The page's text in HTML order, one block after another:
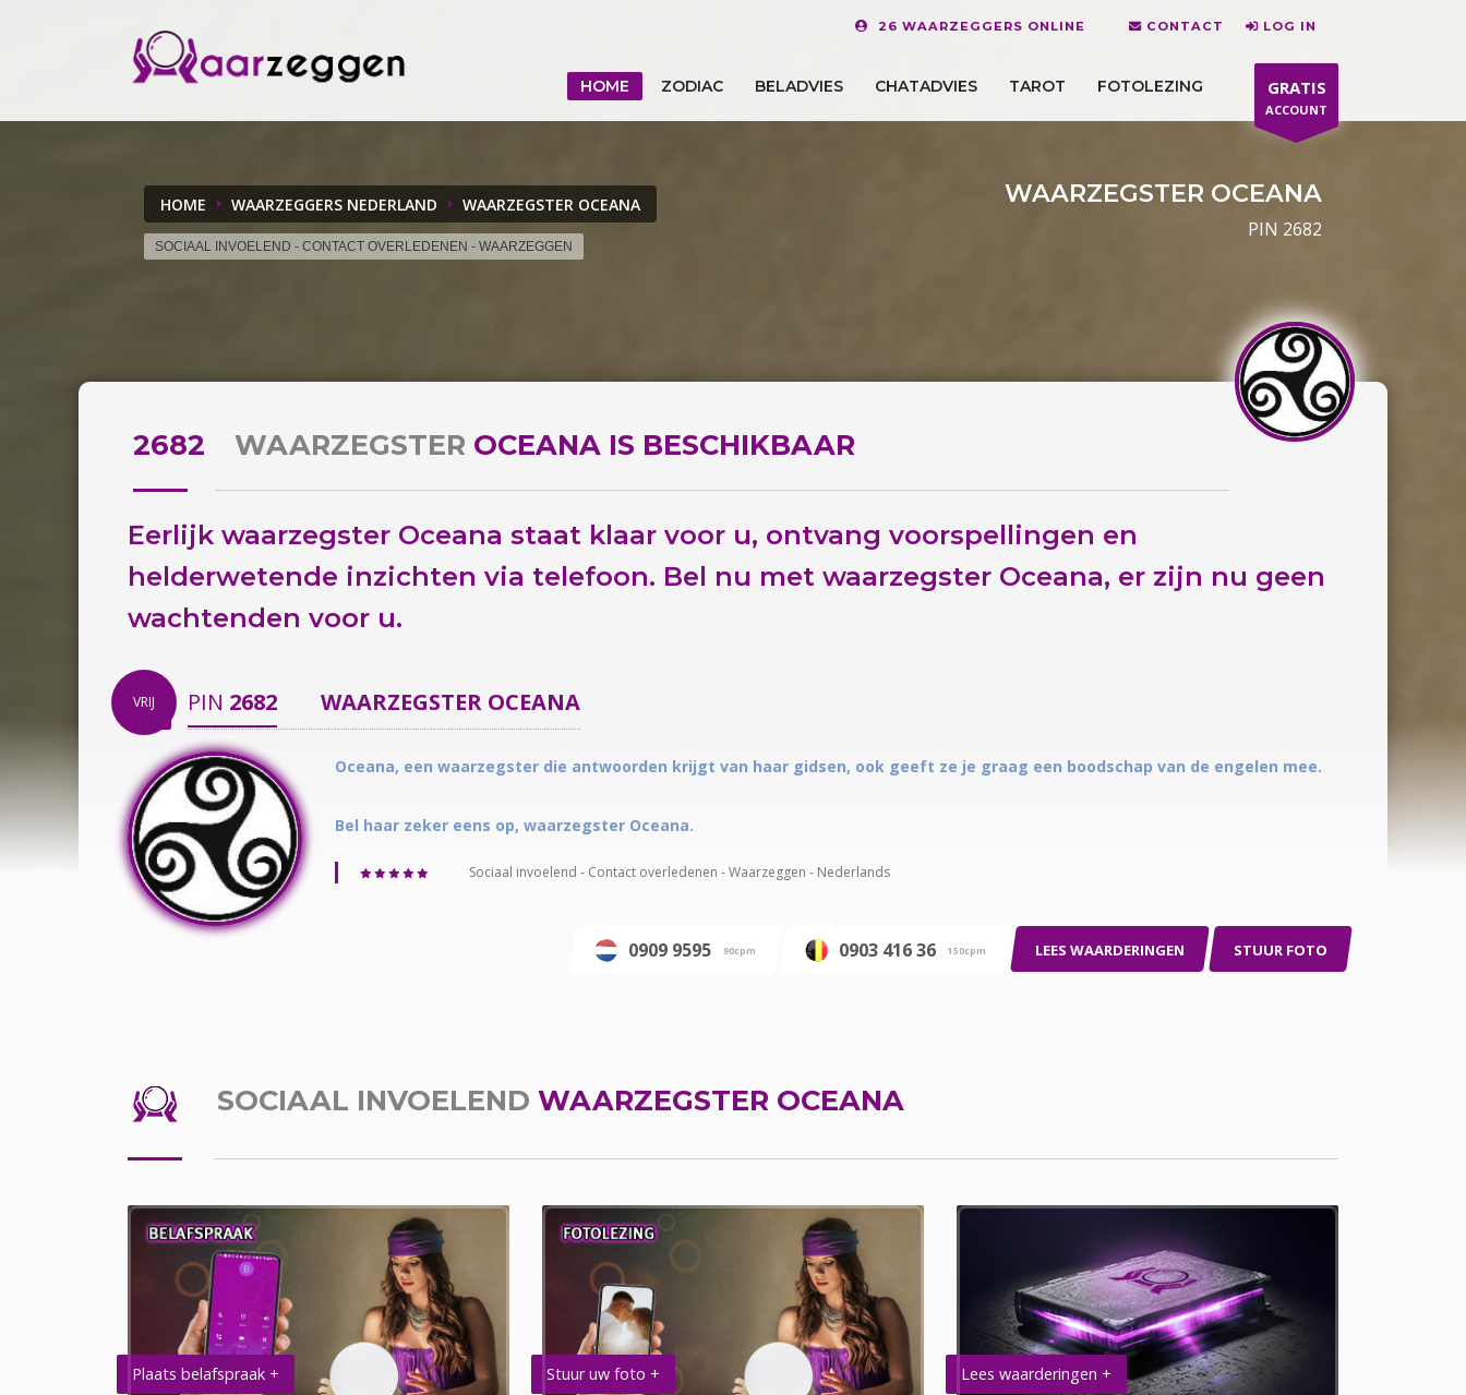
26 WAARZEGGERS ONLINE CONTACT LOG IN
HOME ZODIAC BELADVIES CHATADVIES TAROT FOTOLEZING GRATIS
ACCOUNT
HOME WAARZEGGERS NEDERLAND WAARZEGSTER OCEANA
SOCIAAL INVOELEND - CONTACT OVERLEDENEN - WAARZEGGEN
WAARZEGSTER OCEANA
PIN 2682
2682 WAARZEGSTER OCEANA IS BESCHIKBAAR
Eerlijk waarzegster Oceana staat klaar voor u, ontvang voorspellingen en
helderwetende inzichten via telefoon. Bel nu met waarzegster Oceana, er zijn nu geen
wachtenden voor u.
VRIJ PIN 2682 WAARZEGSTER OCEANA
Oceana, een waarzegster die antwoorden krijgt van haar gidsen, ook geeft ze je graag een boodschap van de engelen mee.
Bel haar zeker eens op, waarzegster Oceana.
Sociaal invoelend - Contact overledenen - Waarzeggen - Nederlands
0909 9595 90cpm 0903 416 36 150cpm LEES WAARDERINGEN STUUR FOTO
SOCIAAL INVOELEND WAARZEGSTER OCEANA
Plaats belafspraak + Stuur uw foto + Lees waarderingen +